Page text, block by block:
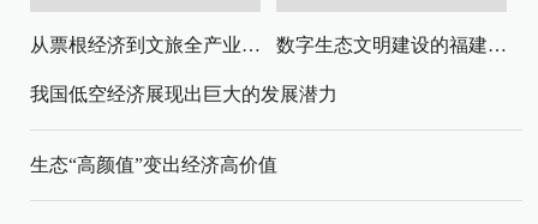
从票根经济到文旅全产业链升级 数字生态文明建设的福建路径与启示
我国低空经济展现出巨大的发展潜力
生态“高颜值”变出经济高价值